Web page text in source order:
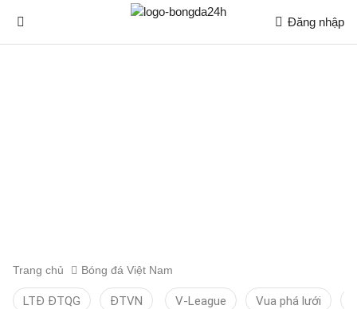
Đăng nhập
Trang chủ Bóng đá Việt Nam
LTĐ ĐTQG ĐTVN V-League Vua phá lưới